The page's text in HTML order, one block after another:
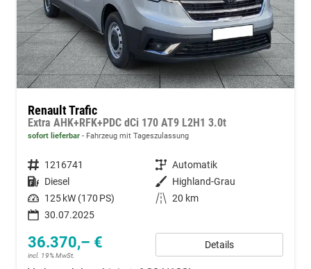
Renault Trafic
Extra AHK+RFK+PDC dCi 170 AT9 L2H1 3.0t
sofort lieferbar Fahrzeug mit Tageszulassung
Fahrzeugnummer 1216741 Getriebe Automatik
Kraftstoff Diesel Außenfarbe Highland-Grau
Leistung 125 kW (170 PS) Kilometerstand 20 km
30.07.2025
36.370,– €
incl. 19% MwSt.
Details